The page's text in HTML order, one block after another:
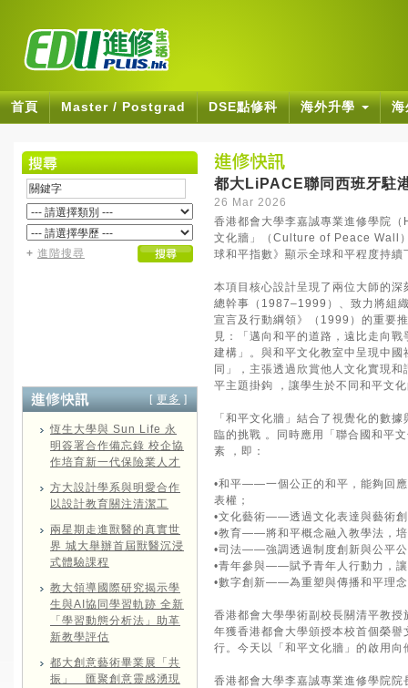
首頁 Master / Postgrad DSE點修科 海外升學
+ 進階搜尋
[ 更多 ]
恆生大學與 Sun Life 永
明簽署合作備忘錄 校企協
作培育新一代保險業人才
方大設計學系與明愛合作
以設計教育關注清潔工
兩星期走進獸醫的真實世
界 城大舉辦首屆獸醫沉浸
式體驗課程
教大領導國際研究揭示學
生與AI協同學習軌跡 全新
「學習動態分析法」助革
新教學評估
都大創意藝術畢業展「共
振」 匯聚創意靈感湧現
都大LiPACE聯同西班牙駐
26 Mar 2026
香港都會大學李嘉誠專業進修學院
文化牆」（Culture of Peace Wall
球和平指數》顯示全球和平程度持
本項目核心設計呈現了兩位大師的
總幹事（1987–1999）、致力將組
宣言及行動綱領》（1999）的重要
見：「邁向和平的道路，遠比走向
建構」。與和平文化教室中呈現中
同」，主張透過欣賞他人文化實現
平主題掛鉤 ，讓學生於不同和平文
「和平文化牆」結合了視覺化的數
臨的挑戰 。同時應用「聯合國和
素 ，即：
•和平——一個公正的和平，能夠回
表權；
•文化藝術——透過文化表達與藝術
•教育——將和平概念融入教學法，
•司法——強調透過制度創新與公平
•青年參與——賦予青年人行動力，
•數字創新——為重塑與傳播和平理
香港都會大學學術副校長關清平教
年獲香港都會大學頒授本校首個榮
行。今天以「和平文化牆」的啟用
香港都會大學李嘉誠專業進修學院